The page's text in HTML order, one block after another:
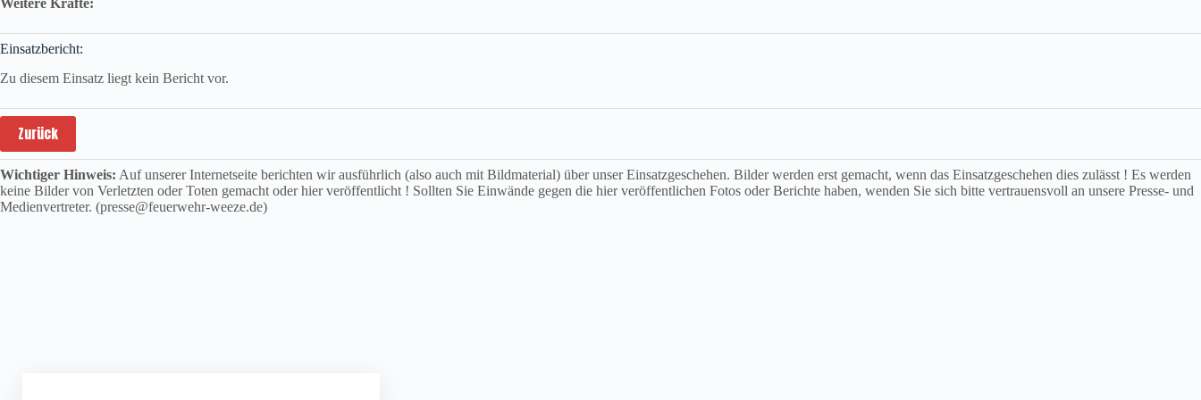
Weitere Kräfte:
Einsatzbericht:
Zu diesem Einsatz liegt kein Bericht vor.
Zurück
Wichtiger Hinweis: Auf unserer Internetseite berichten wir ausführlich (also auch mit Bildmaterial) über unser Einsatzgeschehen. Bilder werden erst gemacht, wenn das Einsatzgeschehen dies zulässt ! Es werden
keine Bilder von Verletzten oder Toten gemacht oder hier veröffentlicht ! Sollten Sie Einwände gegen die hier veröffentlichen Fotos oder Berichte haben, wenden Sie sich bitte vertrauensvoll an unsere Presse- und
Medienvertreter. (presse@feuerwehr-weeze.de)